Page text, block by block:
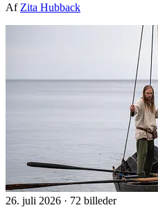
Af Zita Hubback
26. juli 2026 · 72 billeder